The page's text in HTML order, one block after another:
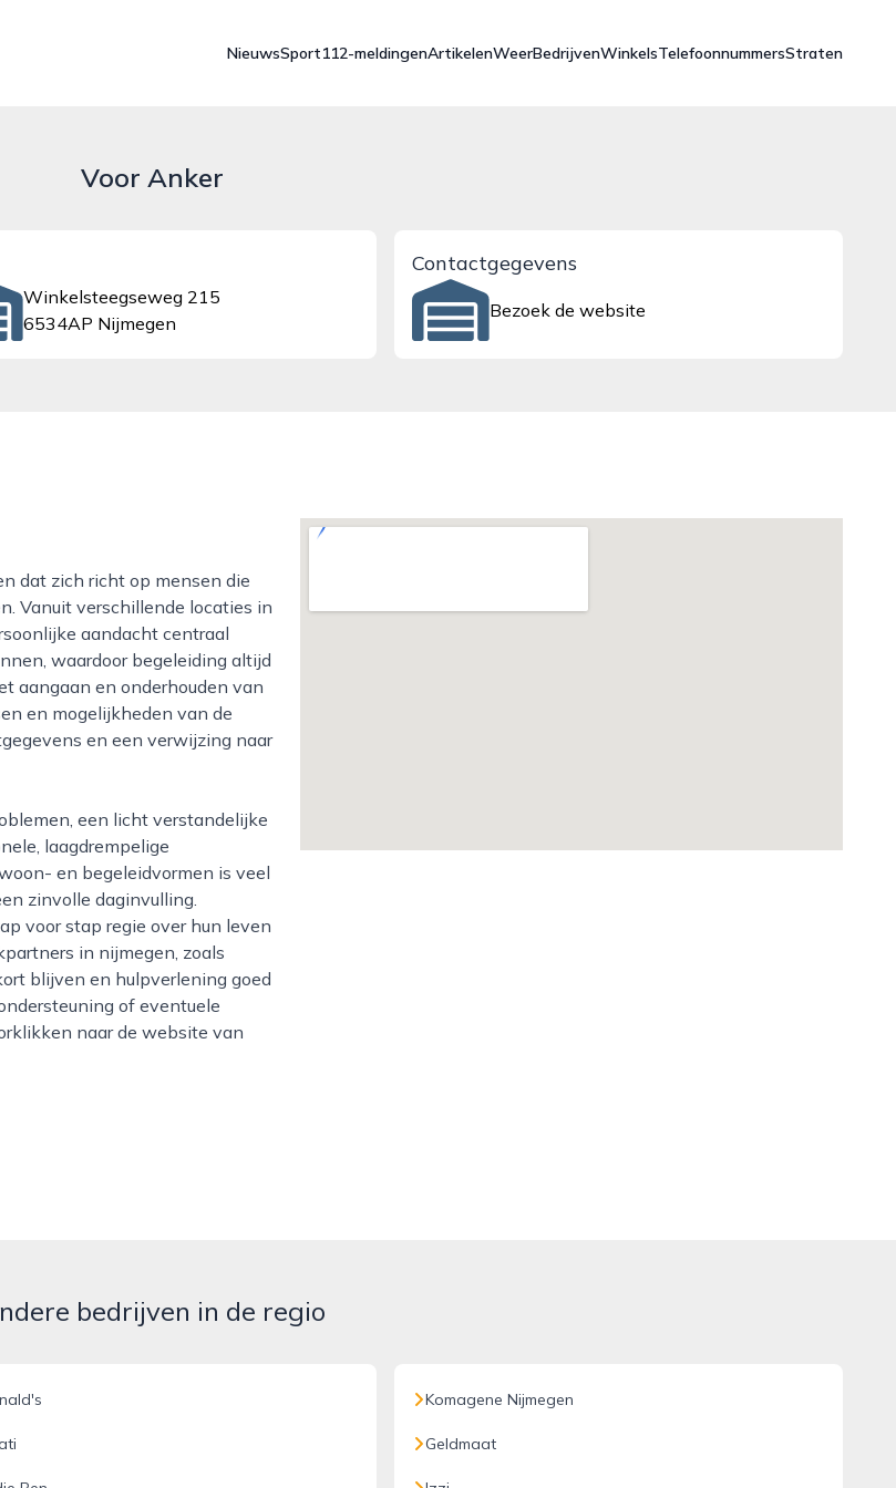
NieuwsSport112-meldingenArtikelenWeerBedrijvenWinkelsTelefoonnummersStraten
Voor Anker
Winkelsteegseweg 215
6534AP Nijmegen
Contactgegevens
Bezoek de website
Vanuit verschillende locaties in
aandacht centraal
waardoor begeleiding altijd
aangaan en onderhouden van
en mogelijkheden van de
en een verwijzing naar
laagdrempelige
en begeleidvormen is veel
zinvolle daginvulling.
voor stap regie over hun leven
in nijmegen, zoals
blijven en hulpverlening goed
of eventuele
naar de website van
bedrijven in de regio
Komagene Nijmegen
Geldmaat